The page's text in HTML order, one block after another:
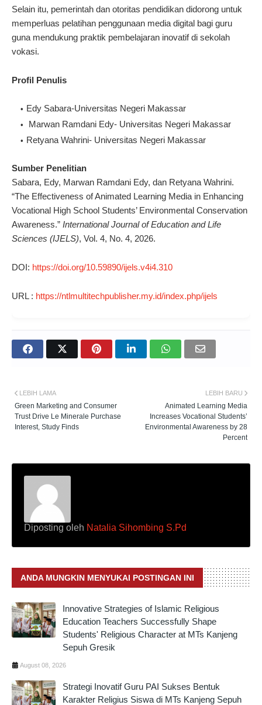
Selain itu, pemerintah dan otoritas pendidikan didorong untuk
memperluas pelatihan penggunaan media digital bagi guru
guna mendukung praktik pembelajaran inovatif di sekolah
vokasi.
Profil Penulis
Edy Sabara-Universitas Negeri Makassar
Marwan Ramdani Edy- Universitas Negeri Makassar
Retyana Wahrini- Universitas Negeri Makassar
Sumber Penelitian
Sabara, Edy, Marwan Ramdani Edy, dan Retyana Wahrini.
“The Effectiveness of Animated Learning Media in Enhancing
Vocational High School Students’ Environmental Conservation
Awareness.” International Journal of Education and Life
Sciences (IJELS), Vol. 4, No. 4, 2026.
DOI: https://doi.org/10.59890/ijels.v4i4.310
URL : https://ntlmultitechpublisher.my.id/index.php/ijels
LEBIH BARU
Animated Learning Media
Increases Vocational Students’
Environmental Awareness by 28
Percent
LEBIH LAMA
Green Marketing and Consumer
Trust Drive Le Minerale Purchase
Interest, Study Finds
Diposting oleh Natalia Sihombing S.Pd
ANDA MUNGKIN MENYUKAI POSTINGAN INI
Innovative Strategies of Islamic Religious
Education Teachers Successfully Shape
Students' Religious Character at MTs Kanjeng
Sepuh Gresik
August 08, 2026
Strategi Inovatif Guru PAI Sukses Bentuk
Karakter Religius Siswa di MTs Kanjeng Sepuh